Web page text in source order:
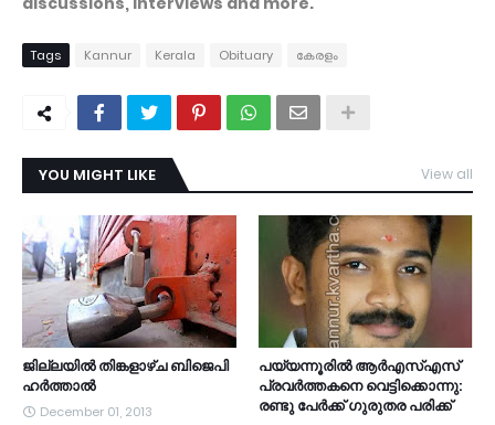
Tags Kannur Kerala Obituary കേരളം
YOU MIGHT LIKE View all
ജില്ലയില്‍ തിങ്കളാഴ്ച ബിജെപി
ഹര്‍ത്താല്‍
December 01, 2013
പയ്യന്നൂരില്‍ ആര്‍എസ്എസ്
പ്രവര്‍ത്തകനെ വെട്ടിക്കൊന്നു:
രണ്ടു പേര്‍ക്ക് ഗുരുതര പരിക്ക്